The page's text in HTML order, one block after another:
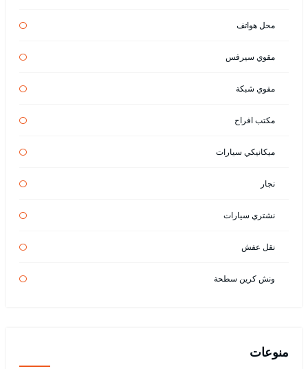
محل هواتف
مقوي سيرفس
مقوي شبكة
مكتب افراح
ميكانيكي سيارات
نجار
نشتري سيارات
نقل عفش
ونش كرين سطحة
منوعات